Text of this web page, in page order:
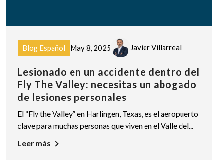
Blog Español May 8, 2025 Javier Villarreal
Lesionado en un accidente dentro del
Fly The Valley: necesitas un abogado
de lesiones personales
El “Fly the Valley” en Harlingen, Texas, es el aeropuerto
clave para muchas personas que viven en el Valle del...
Leer más